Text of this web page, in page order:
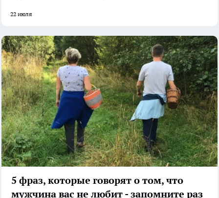
22 июля
5 фраз, которые говорят о том, что
мужчина вас не любит - запомните раз